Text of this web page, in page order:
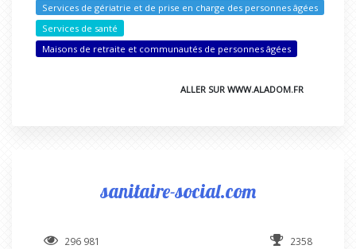
Services de gériatrie et de prise en charge des personnes âgées
Services de santé
Maisons de retraite et communautés de personnes âgées
ALLER SUR WWW.ALADOM.FR
sanitaire-social.com
296 981 2358